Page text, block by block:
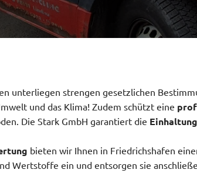
unterliegen strengen gesetzlichen
und das Klima! Zudem schützt eine
Die Stark GmbH garantiert die
bieten wir Ihnen in Friedrichshafen
Wertstoffe ein und entsorgen sie